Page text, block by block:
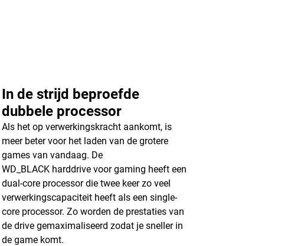
In de strijd beproefde
dubbele processor
Als het op verwerkingskracht aankomt, is
meer beter voor het laden van de grotere
games van vandaag. De
WD_BLACK harddrive voor gaming heeft een
dual-core processor die twee keer zo veel
verwerkingscapaciteit heeft als een single-
core processor. Zo worden de prestaties van
de drive gemaximaliseerd zodat je sneller in
de game komt.